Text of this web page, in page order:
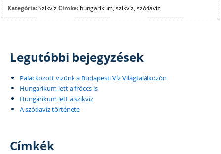
Kategória:SzikvízCímke: hungarikum,szikvíz,szódavíz
Legutóbbi bejegyzések
Palackozott vizünk a Budapesti Víz Világtalálkozón
Hungarikum lett a fröccs is
Hungarikum lett a szikvíz
A szódavíz története
Címkék